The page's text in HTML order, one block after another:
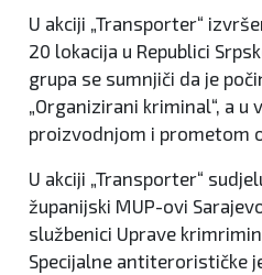
U akciji „Transporter“
20 lokacija u Republici
grupa se sumnjiči da je
„Organizirani kriminal“, a
proizvodnjom i prometom
U akciji „Transporter“
županijski MUP-ovi
službenici Uprave
Specijalne antiterorističke